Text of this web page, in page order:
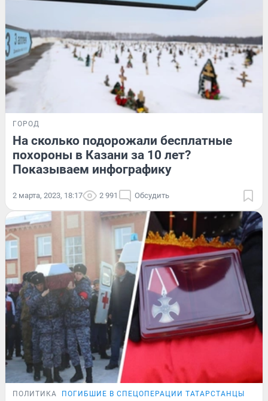
ГОРОД
На сколько подорожали бесплатные
похороны в Казани за 10 лет?
Показываем инфографику
2 марта, 2023, 18:17 2 991 Обсудить
ПОЛИТИКА ПОГИБШИЕ В СПЕЦОПЕРАЦИИ ТАТАРСТАНЦЫ